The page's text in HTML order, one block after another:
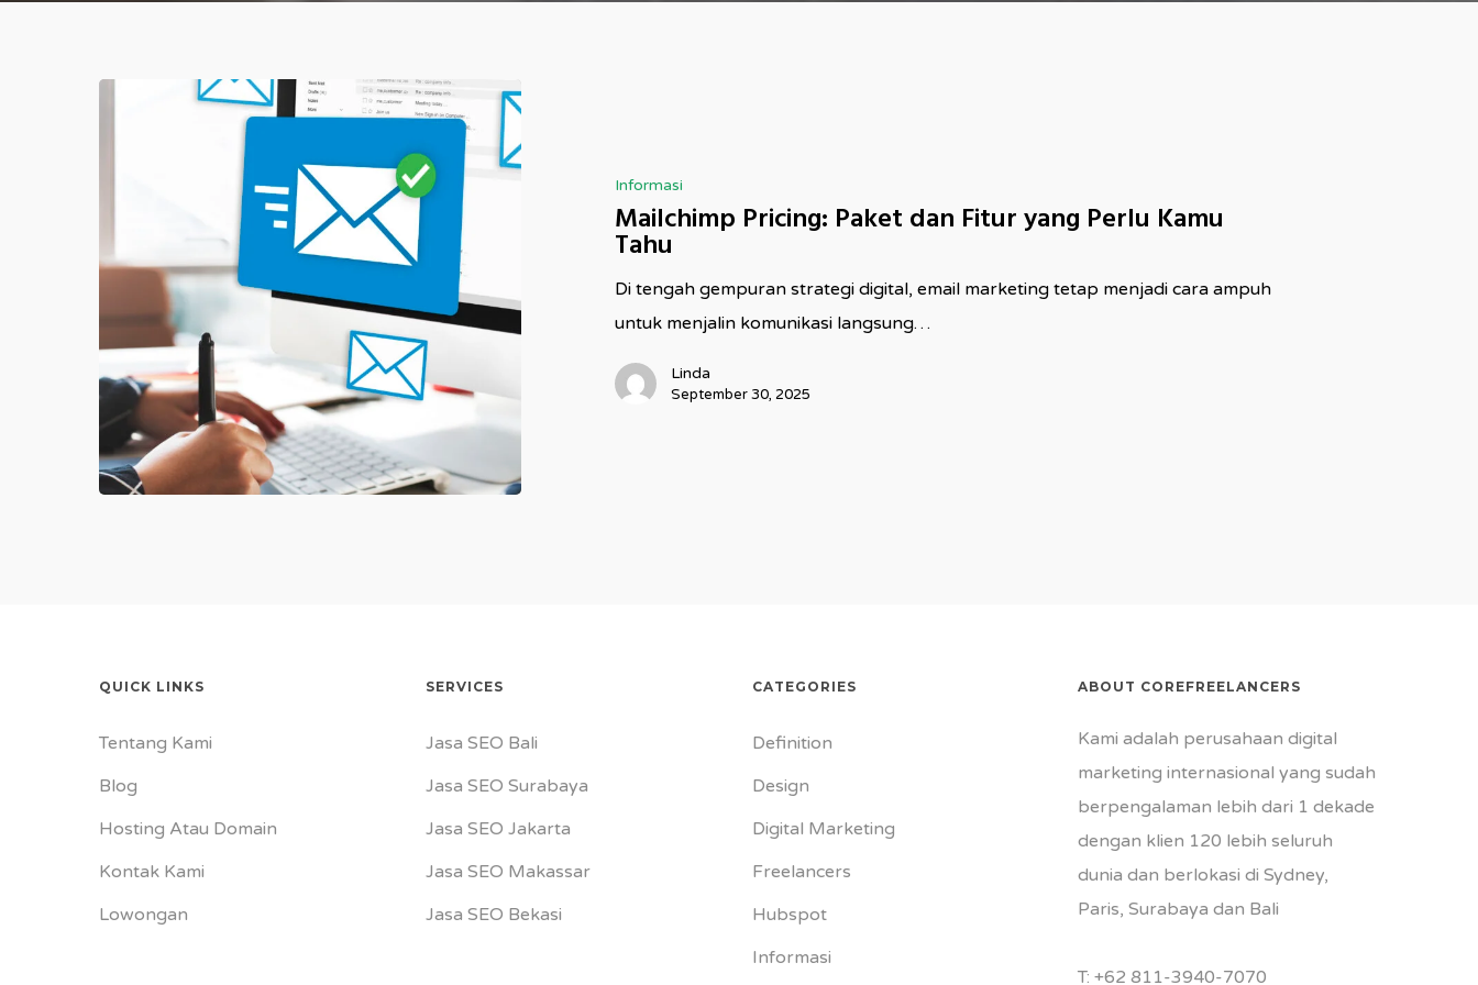
Informasi
Mailchimp Pricing: Paket dan Fitur yang Perlu Kamu
Tahu
Di tengah gempuran strategi digital, email marketing tetap menjadi cara ampuh
untuk menjalin komunikasi langsung…
Linda
September 30, 2025
QUICK LINKS
Tentang Kami
Blog
Hosting Atau Domain
Kontak Kami
Lowongan
SERVICES
Jasa SEO Bali
Jasa SEO Surabaya
Jasa SEO Jakarta
Jasa SEO Makassar
Jasa SEO Bekasi
CATEGORIES
Definition
Design
Digital Marketing
Freelancers
Hubspot
Informasi
ABOUT COREFREELANCERS
Kami adalah perusahaan digital
marketing internasional yang sudah
berpengalaman lebih dari 1 dekade
dengan klien 120 lebih seluruh
dunia dan berlokasi di Sydney,
Paris, Surabaya dan Bali
T:+62 811-3940-7070